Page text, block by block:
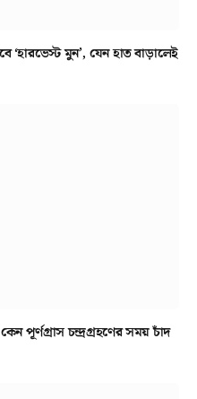
‘হারভেস্ট মুন’, যেন হাত বাড়ালেই
পূর্ণগ্রাস চন্দ্রগ্রহণের সময় চাঁদ